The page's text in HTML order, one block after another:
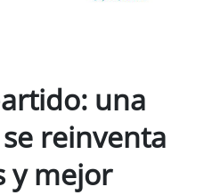
una
reinventa
y mejor